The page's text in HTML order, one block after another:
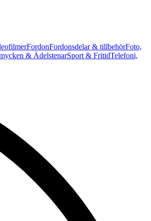
FordonFordonsdelar & tillbehörFoto,
& ÄdelstenarSport & FritidTelefoni,